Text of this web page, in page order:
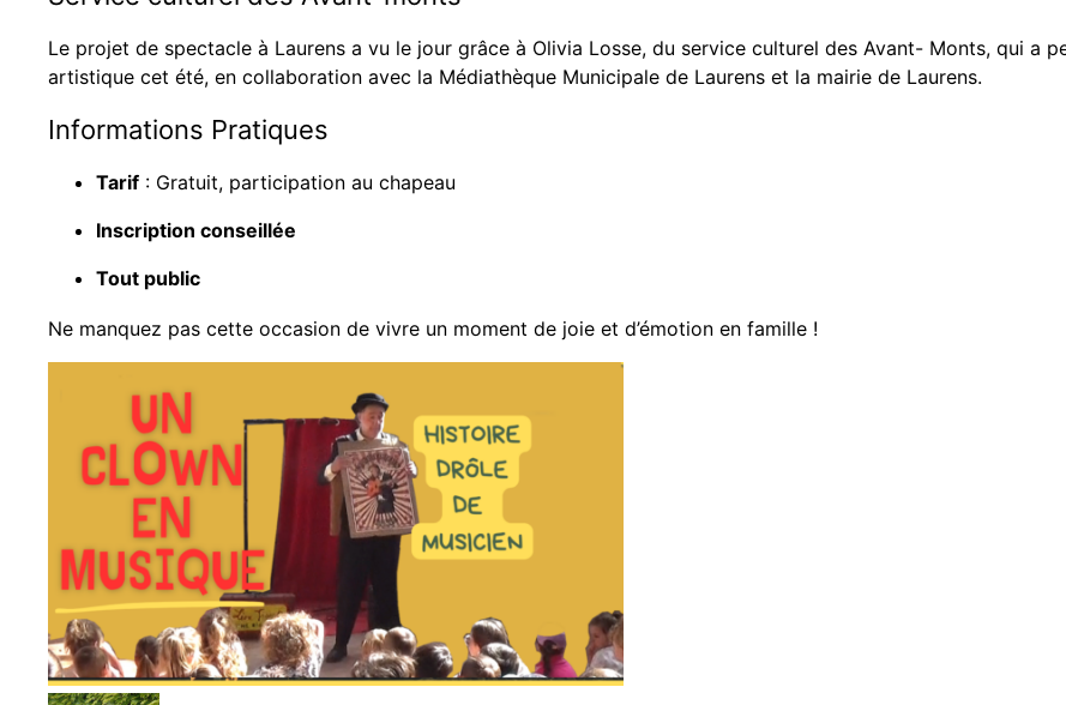
Le projet de spectacle à Laurens a vu le jour grâce à Olivia Losse, du service culturel des Avant- Monts, qui a
artistique cet été, en collaboration avec la Médiathèque Municipale de Laurens et la mairie de Laurens.
Informations Pratiques
Tarif : Gratuit, participation au chapeau
Inscription conseillée
Tout public
Ne manquez pas cette occasion de vivre un moment de joie et d’émotion en famille !